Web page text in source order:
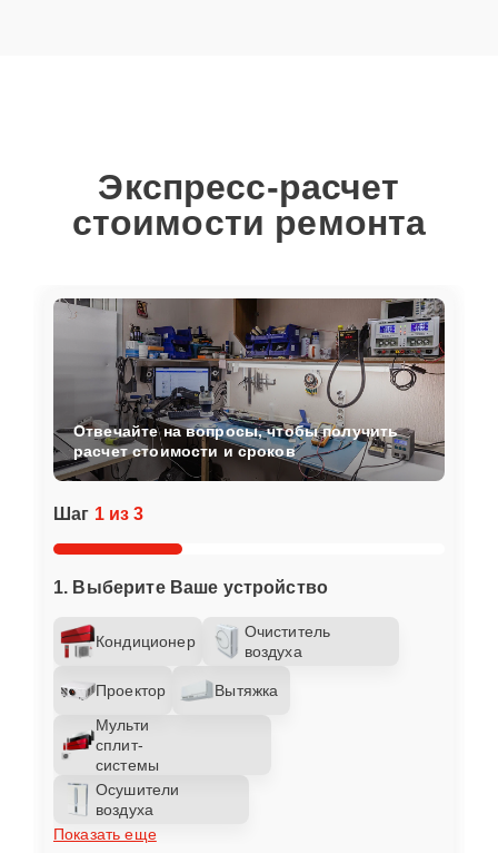
Экспресс-расчет
стоимости ремонта
Шаг 1 из 3
1. Выберите Ваше устройство
Кондиционер
Очиститель
воздуха
Проектор
Вытяжка
Мульти
сплит-
системы
Осушители
воздуха
Показать еще
Отвечайте на вопросы, чтобы получить
расчет стоимости и сроков